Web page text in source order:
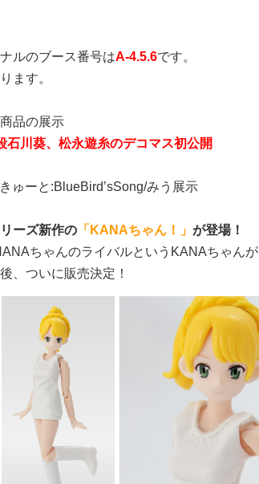
ルのブース番号はA-4.5.6です。
ます。
品の展示
石川葵、松永遊糸のデコマス初公開
ゅーと:BlueBird’sSong/みう展示
ーズ新作の 「KANAちゃん！」 が登場！
ちゃんのライバルというKANAちゃんが
、ついに販売決定！